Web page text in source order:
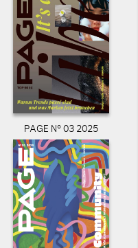
PAGE N° 03 2025